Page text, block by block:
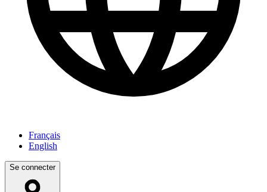
Français
English
Se connecter